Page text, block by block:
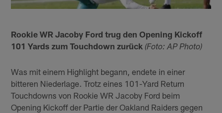
Rookie WR Jacoby Ford trug den Opening Kickoff
101 Yards zum Touchdown zurück (Foto: AP Photo)
Was mit einem Highlight begann, endete in einer
bitteren Niederlage. Trotz eines 101-Yard Return
Touchdowns von Rookie WR Jacoby Ford beim
Opening Kickoff der Partie der Oakland Raiders gegen